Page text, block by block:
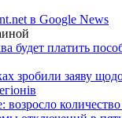
в Google News
будет платить
зробили заяву щодо